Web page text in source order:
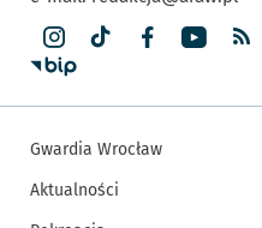
Gwardia Wrocław
Aktualności